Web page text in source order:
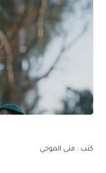
كتب : منى الموجي